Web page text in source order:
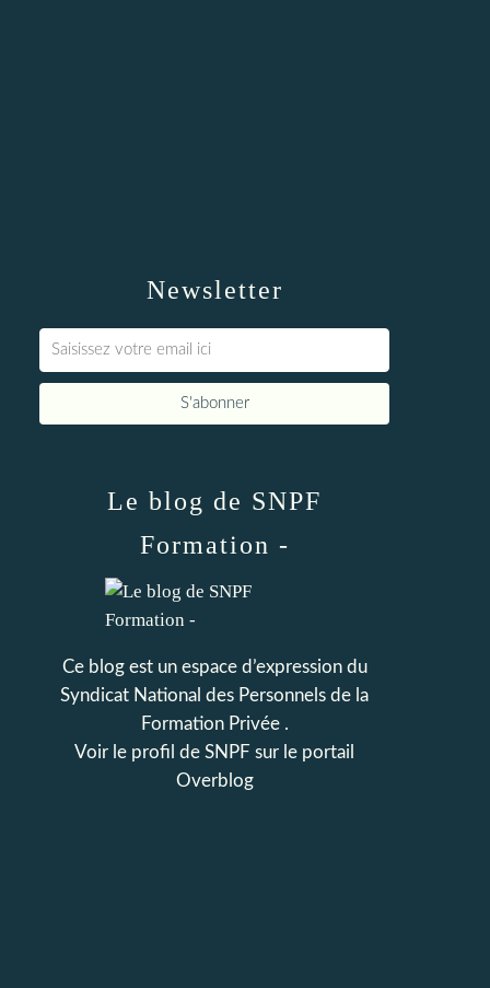
Newsletter
Le blog de SNPF
Formation -
Ce blog est un espace d’expression du
Syndicat National des Personnels de la
Formation Privée .
Voir le profil de SNPF sur le portail
Overblog